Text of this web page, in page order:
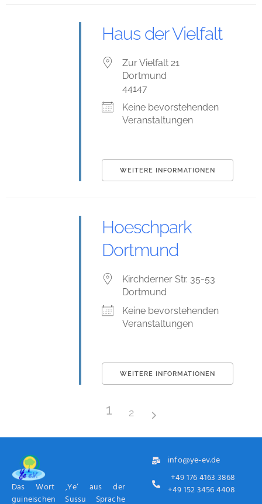
Haus der Vielfalt
Zur Vielfalt 21
Dortmund
44147
Keine bevorstehenden
Veranstaltungen
WEITERE INFORMATIONEN
Hoeschpark
Dortmund
Kirchderner Str. 35-53
Dortmund
Keine bevorstehenden
Veranstaltungen
WEITERE INFORMATIONEN
1 2
Das Wort ‚Ye‘ aus der
guineischen Sussu Sprache
info@ye-ev.de
+49 176 4163 3868
+49 152 3456 4408